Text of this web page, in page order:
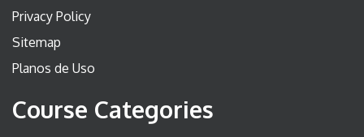
Privacy Policy
Sitemap
Planos de Uso
Course Categories